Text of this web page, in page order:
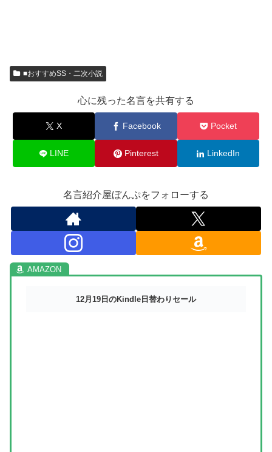
■おすすめSS・二次小説
心に残った名言を共有する
X Facebook Pocket
LINE Pinterest LinkedIn
名言紹介屋ぼんぷをフォローする
12月19日のKindle日替わりセール